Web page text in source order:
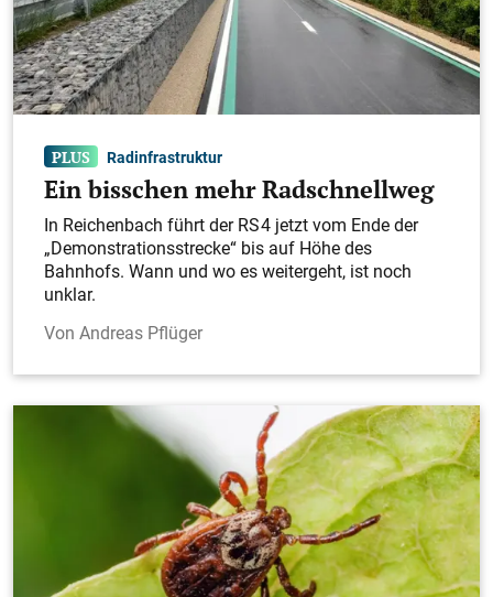
Radinfrastruktur
Ein bisschen mehr Radschnellweg
In Reichenbach führt der RS 4 jetzt vom Ende der
„Demonstrationsstrecke“ bis auf Höhe des
Bahnhofs. Wann und wo es weitergeht, ist noch
unklar.
Andreas Pflüger